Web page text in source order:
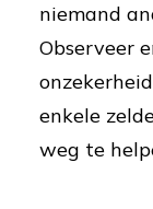
niemand
Observeer
enkele
weg te